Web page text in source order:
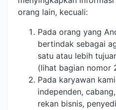
orang lain, kecuali:
Pada orang yang
bertindak sebagai
satu atau lebih
(lihat bagian nomor
Pada karyawan
independen,
rekan bisnis,